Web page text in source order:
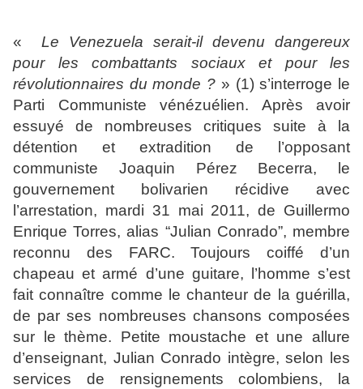
« Le Venezuela serait-il devenu dangereux
pour les combattants sociaux et pour les
révolutionnaires du monde ? » (1) s’interroge le
Parti Communiste vénézuélien. Après avoir
essuyé de nombreuses critiques suite à la
détention et extradition de l’opposant
communiste Joaquin Pérez Becerra, le
gouvernement bolivarien récidive avec
l’arrestation, mardi 31 mai 2011, de Guillermo
Enrique Torres, alias “Julian Conrado”, membre
reconnu des FARC. Toujours coiffé d’un
chapeau et armé d’une guitare, l’homme s’est
fait connaître comme le chanteur de la guérilla,
de par ses nombreuses chansons composées
sur le thème. Petite moustache et une allure
d’enseignant, Julian Conrado intègre, selon les
services de rensignements colombiens, la